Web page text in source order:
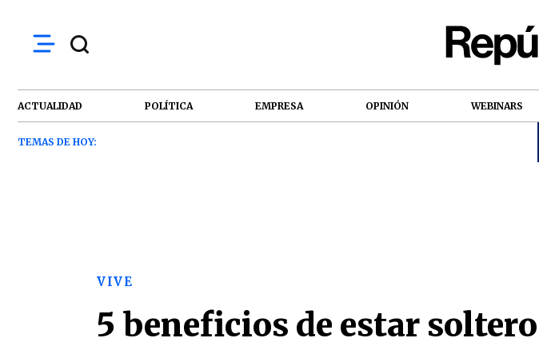
ACTUALIDAD POLÍTICA EMPRESA OPINIÓN WEBINARS
TEMAS DE HOY:
VIVE
5 beneficios de estar soltero